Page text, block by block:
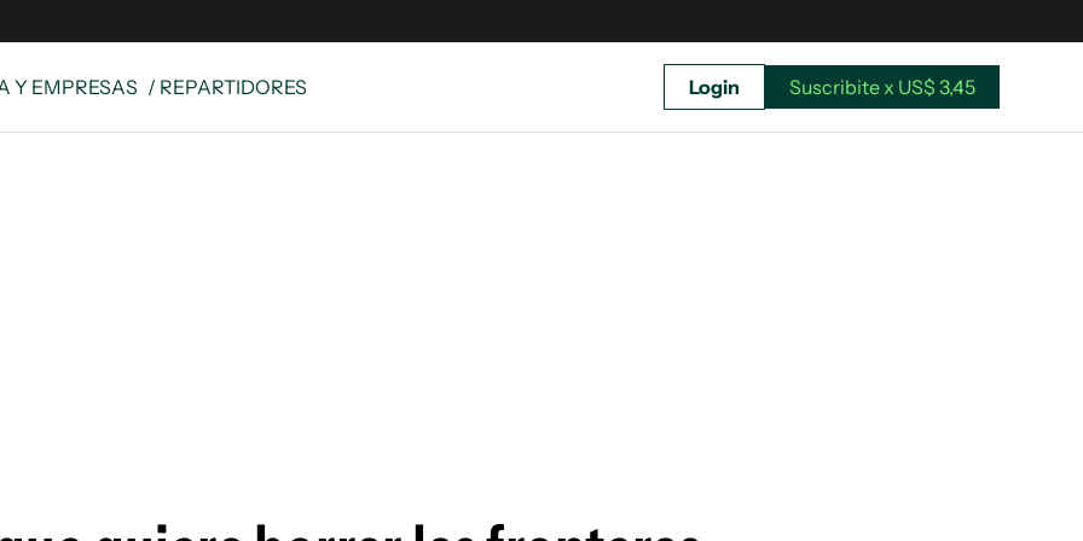
Y EMPRESAS / REPARTIDORES Login Suscribite x US$ 3,45